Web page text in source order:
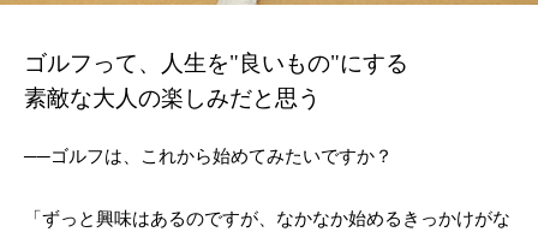
ゴルフって、人生を"良いもの"にする
素敵な大人の楽しみだと思う
──ゴルフは、これから始めてみたいですか？
「ずっと興味はあるのですが、なかなか始めるきっかけがな